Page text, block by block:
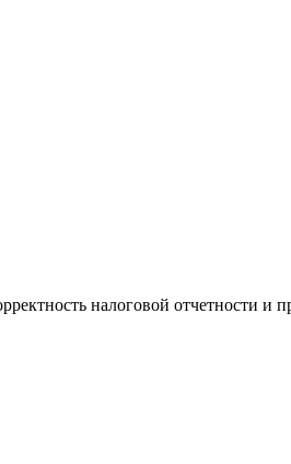
налоговой